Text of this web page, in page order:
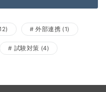
外部連携 (1)
試験対策 (4)